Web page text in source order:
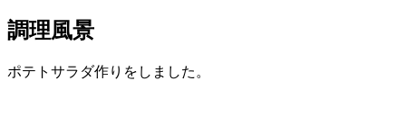
調理風景
ポテトサラダ作りをしました。